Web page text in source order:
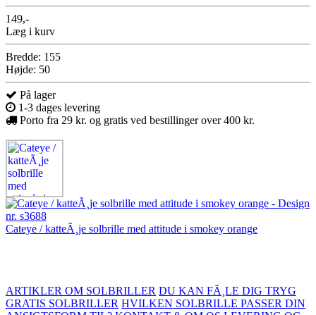
149,-
Læg i kurv
Bredde: 155
Højde: 50
På lager
1-3 dages levering
Porto fra 29 kr. og gratis ved bestillinger over 400 kr.
Cateye / katteÃ¸je solbrille med attitude i smokey orange
ARTIKLER OM SOLBRILLER DU KAN FÃ¸LE DIG TRYG
GRATIS SOLBRILLER HVILKEN SOLBRILLE PASSER DIN